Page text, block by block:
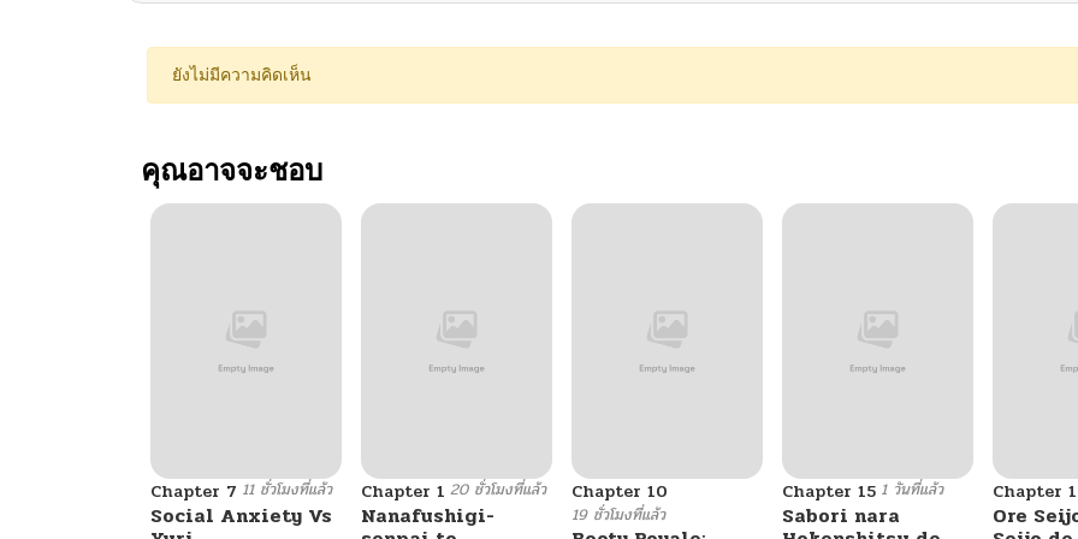
ยังไม่มีความคิดเห็น
คุณอาจจะชอบ
Chapter 7 11 ชั่วโมงที่แล้ว
Social Anxiety Vs
Chapter 1 20 ชั่วโมงที่แล้ว
Nanafushigi-
Chapter 10
19 ชั่วโมงที่แล้ว
Chapter 15 1 วันที่แล้ว
Sabori nara
Chapter 1
Ore